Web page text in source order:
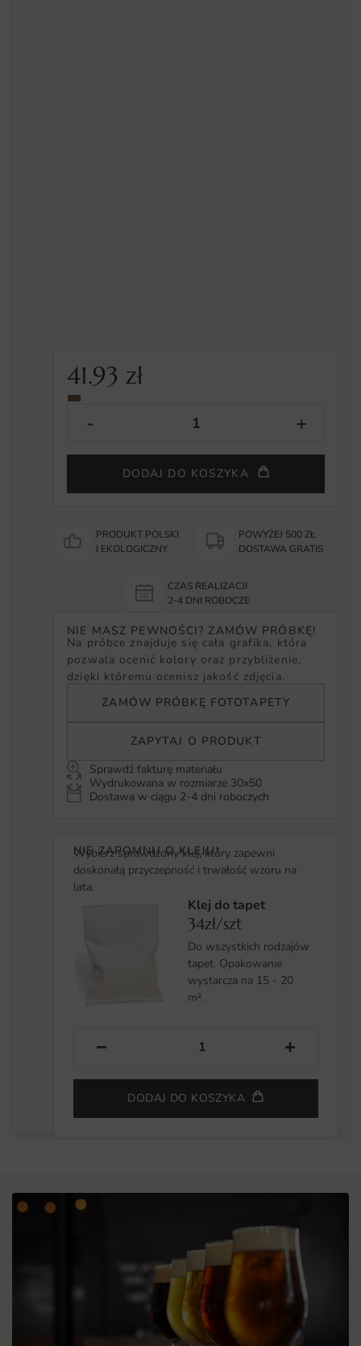
41.93zł
DODAJ DO KOSZYKA
PRODUKT POLSKI
I EKOLOGICZNY
POWYŻEJ 500 ZŁ
DOSTAWA GRATIS
CZAS REALIZACJI
2-4 DNI ROBOCZE
NIE MASZ PEWNOŚCI? ZAMÓW PRÓBKĘ!
Na próbce znajduje się cała grafika, która
pozwala ocenić kolory oraz przybliżenie,
dzięki któremu ocenisz jakość zdjęcia.
ZAMÓW PRÓBKĘ FOTOTAPETY
ZAPYTAJ O PRODUKT
Sprawdź fakturę materiału
Wydrukowana w rozmiarze 30x50
Dostawa w ciągu 2-4 dni roboczych
NIE ZAPOMNIJ O KLEJU!
Wybierz sprawdzony klej, który zapewni
doskonałą przyczepność i trwałość wzoru na
lata.
Klej do tapet
34zł/szt
Do wszystkich rodzajów
tapet. Opakowanie
wystarcza na 15 - 20
m².
− +
DODAJ DO KOSZYKA